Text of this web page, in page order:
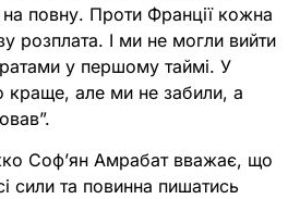
повну. Проти Франції кожна
розплата. І ми не могли вийти
у першому таймі. У
краще, але ми не забили, а
Соф’ян Амрабат вважає, що
сили та повинна пишатись